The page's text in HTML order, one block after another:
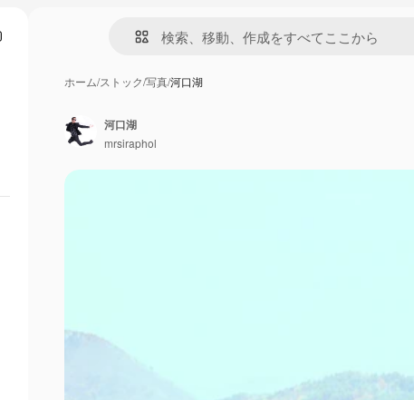
ホーム/ストック/写真/河口湖
河口湖
mrsiraphol